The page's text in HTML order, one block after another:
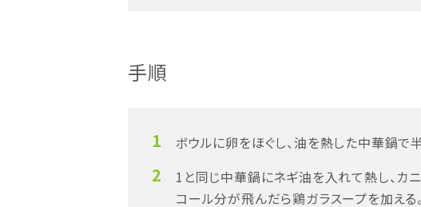
手順
1 ボウルに卵をほぐし、油を熱した中華鍋で
2
1と同じ中華鍋にネギ油を入れて熱し、カ
コール分が飛んだら鶏ガラスープを加える。